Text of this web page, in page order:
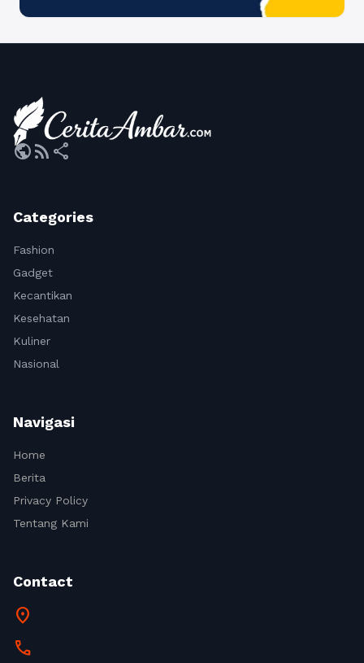
publicrss_feed share
Categories
Fashion
Gadget
Kecantikan
Kesehatan
Kuliner
Nasional
Navigasi
Home
Berita
Privacy Policy
Tentang Kami
Contact
location_on
call